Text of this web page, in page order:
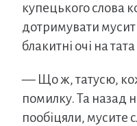
купецького слова
дотримувати
блакитні очі на
— Що ж, татусю,
помилку. Та назад
пообіцяли, мусите